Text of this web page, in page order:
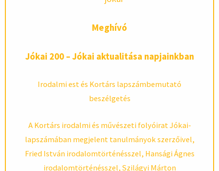
Meghívó
Jókai 200 – Jókai aktualitása napjainkban
Irodalmi est és Kortárs lapszámbemutató
beszélgetés
A Kortárs irodalmi és művészeti folyóirat Jókai-
lapszámában megjelent tanulmányok szerzőivel,
Fried István irodalomtörténésszel, Hansági Ágnes
irodalomtörténésszel, Szilágyi Márton